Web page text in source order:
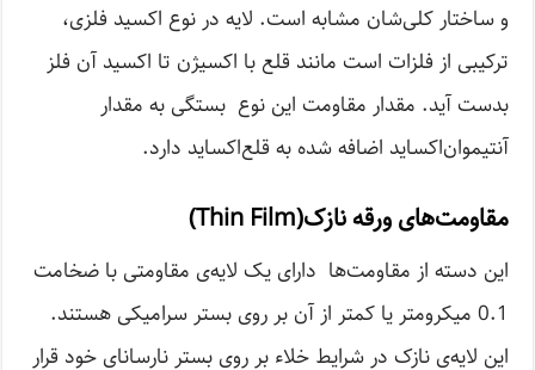
و ساختار کلی‌شان مشابه است. لایه در نوع اکسید فلزی،
ترکیبی از فلزات است مانند قلع با اکسیژن تا اکسید آن فلز
بدست آید. مقدار مقاومت این نوع بستگی به مقدار
آنتیموان‌اکساید اضافه شده به قلع‌اکساید دارد.
مقاومت‌های ورقه نازک(Thin Film)
این دسته از مقاومت‌ها دارای یک لایه‌ی مقاومتی با ضخامت
0.1 میکرومتر یا کمتر از آن بر روی بستر سرامیکی هستند.
این لایه‌ی نازک در شرایط خلاء بر روی بستر نارسانای خود قرار